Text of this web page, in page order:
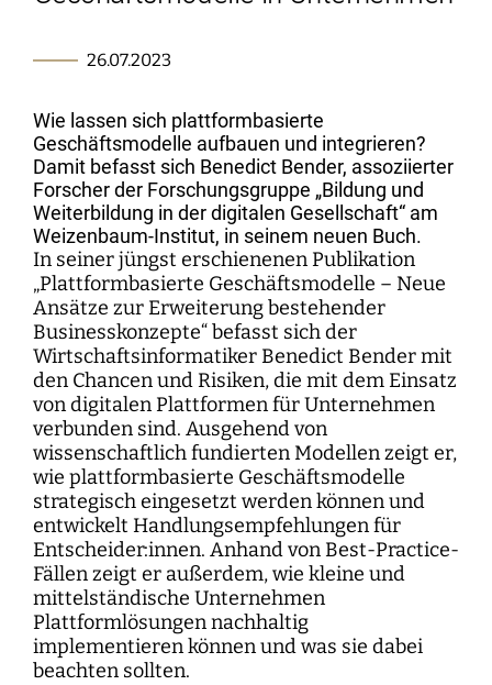
Dynamiken der digitalen Mobilisierung
Lokale digitale Öffentlichkeiten
Normsetzung und Entscheidungsverfahren
Digitalisierung und vernetzte Sicherheit
Prozesse
Technik, Macht und Herrschaft
WEIZENBAUM DIGITAL SCIENCE CENTER
Metaforschung
Forschungssynthesen
Weizenbaum Panel
Methodenlab
FORSCHENDE
Forschende
Principal Investigators
Fellowships
WEITERE SEITEN
Forschungsprojekte
Open-Access-Publikationsfonds
Das Forschungsprogramm der Aufbauphase
Weizenbaum-Podcasts
Zusammenhalt in der vernetzten Gesellschaft
Policy Roundtables
Open-Access-Publikationsfonds
Institutsrat
Kuratorium
Beirat
Netzwerk
Transfer und Dialog
Personal
Finanzen
IT
Stellenangebote
Fellowships
Presse
Newsletter
26.07.2023
Wie lassen sich plattformbasierte
Geschäftsmodelle aufbauen und integrieren?
Damit befasst sich Benedict Bender, assoziierter
Forscher der Forschungsgruppe „Bildung und
Weiterbildung in der digitalen Gesellschaft“ am
Weizenbaum-Institut, in seinem neuen Buch.
In seiner jüngst erschienenen Publikation
„Plattformbasierte Geschäftsmodelle – Neue
Ansätze zur Erweiterung bestehender
Businesskonzepte“ befasst sich der
Wirtschaftsinformatiker Benedict Bender mit
den Chancen und Risiken, die mit dem Einsatz
von digitalen Plattformen für Unternehmen
verbunden sind. Ausgehend von
wissenschaftlich fundierten Modellen zeigt er,
wie plattformbasierte Geschäftsmodelle
strategisch eingesetzt werden können und
entwickelt Handlungsempfehlungen für
Entscheider:innen. Anhand von Best-Practice-
Fällen zeigt er außerdem, wie kleine und
mittelständische Unternehmen
Plattformlösungen nachhaltig
implementieren können und was sie dabei
beachten sollten.